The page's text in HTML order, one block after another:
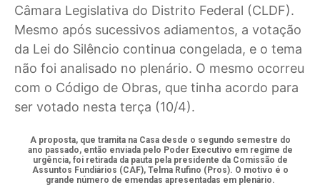
Câmara Legislativa do Distrito Federal (CLDF).
Mesmo após sucessivos adiamentos, a votação
da Lei do Silêncio continua congelada, e o tema
não foi analisado no plenário. O mesmo ocorreu
com o Código de Obras, que tinha acordo para
ser votado nesta terça (10/4).
A proposta, que tramita na Casa desde o segundo semestre do
ano passado, então enviada pelo Poder Executivo em regime de
urgência, foi retirada da pauta pela presidente da Comissão de
Assuntos Fundiários (CAF), Telma Rufino (Pros). O motivo é o
grande número de emendas apresentadas em plenário.